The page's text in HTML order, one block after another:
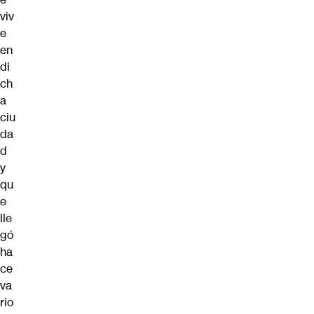
viv
e
en
di
ch
a
ciu
da
d
y
qu
e
lle
gó
ha
ce
va
rio